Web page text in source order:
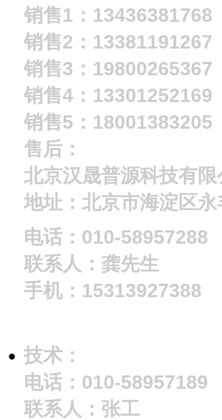
销售1：13436381768
销售2：13381191267
销售3：19800265367
销售4：13301252169
销售5：18001383205
售后：
北京汉晟普源科技有限
地址：北京市海淀区
电话：010-58957288
联系人：龚先生
手机：15313927388
技术：
电话：010-58957189
联系人：张工